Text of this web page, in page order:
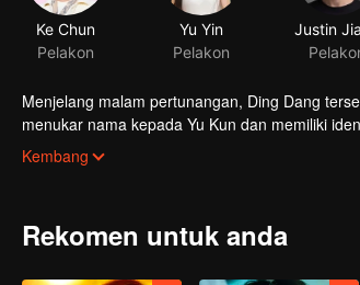
Ke Chun
Pelakon
Yu Yin
Pelakon
Justin
Menjelang malam pertunangan, Ding Dang
menukar nama kepada Yu Kun dan memiliki
kegagalan eksperimen, Ding Dang bersama
menghadapi luka masa lalunya dan keluar
Kembang
Rekomen untuk anda